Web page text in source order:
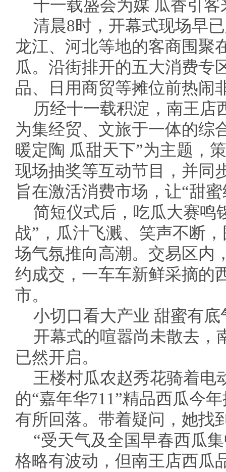
十一载盛会为媒 瓜香引客
清晨8时，开幕式现场早
龙江、河北等地的客商围聚
瓜。沿街排开的五大消费专
品、日用商贸等摊位前热闹
历经十一载积淀，南王店
为集经贸、文旅于一体的综
暖定陶 瓜甜天下”为主题，
现场抽奖等互动节目，并同
旨在激活消费市场，让“甜
简短仪式后，吃瓜大赛鸣
战”，瓜汁飞溅、笑声不断
场气氛推向高潮。交易区内
约成交，一车车新鲜采摘的
市。
小切口看大产业 甜蜜有底
开幕式的喧嚣尚未散去，
已然开启。
王楼村瓜农赵秀花骑着电
的“嘉年华711”精品西瓜今
有所回落。带着疑问，她找
“受天气及全国早春西瓜
格略有波动，但南王店西瓜